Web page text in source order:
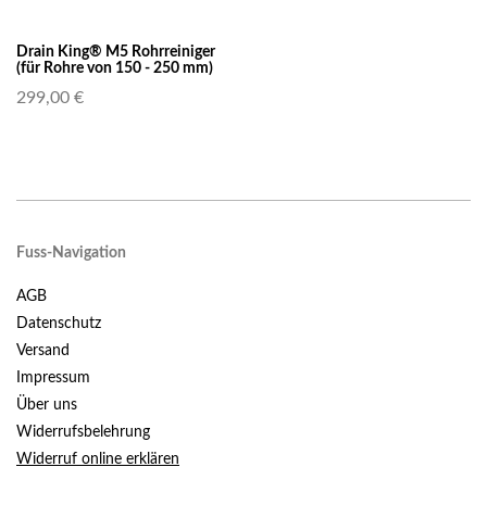
Drain King® M5 Rohrreiniger
(für Rohre von 150 - 250 mm)
299,00 €
Fuss-Navigation
AGB
Datenschutz
Versand
Impressum
Über uns
Widerrufsbelehrung
Widerruf online erklären